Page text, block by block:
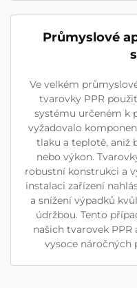
Průmyslové
Ve velkém
tvarovky PPR
systému určeném k
vyžadovalo
tlaku a teplotě, aniž
nebo výkon.
robustní konstrukci a
instalaci zařízení
a snížení výpadků
údržbou. Tento
našich tvarovek
vysoce náročných